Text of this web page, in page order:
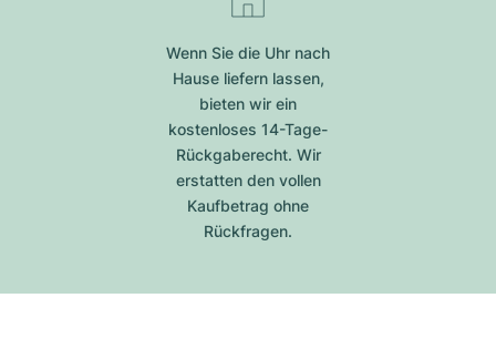
Wenn Sie die Uhr nach
Hause liefern lassen,
bieten wir ein
kostenloses 14-Tage-
Rückgaberecht. Wir
erstatten den vollen
Kaufbetrag ohne
Rückfragen.